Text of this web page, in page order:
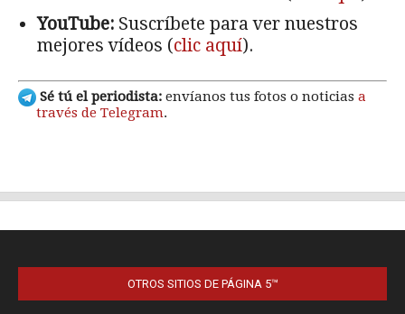
OTROS SITIOS DE PÁGINA 5™